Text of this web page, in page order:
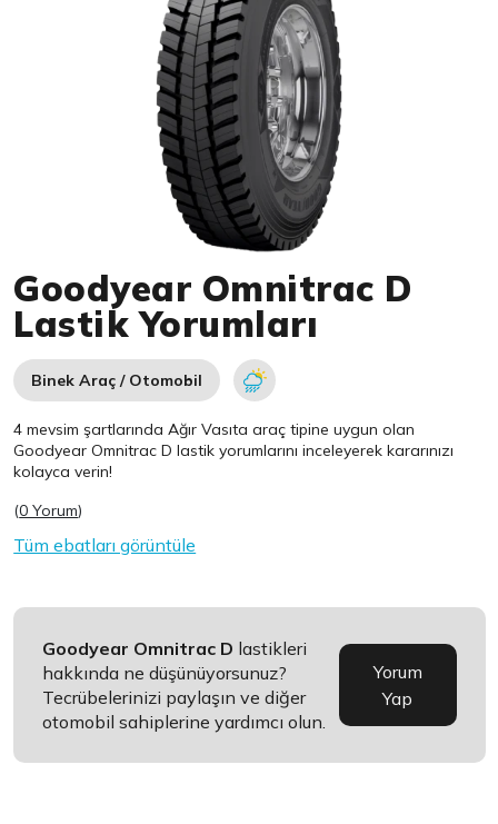
Goodyear Omnitrac D
Lastik Yorumları
Binek Araç / Otomobil
4 mevsim şartlarında Ağır Vasıta araç tipine uygun olan
Goodyear Omnitrac D lastik yorumlarını inceleyerek kararınızı
kolayca verin!
(0 Yorum)
Tüm ebatları görüntüle
Goodyear Omnitrac D lastikleri
hakkında ne düşünüyorsunuz?
Tecrübelerinizi paylaşın ve diğer
otomobil sahiplerine yardımcı olun.
Yorum
Yap